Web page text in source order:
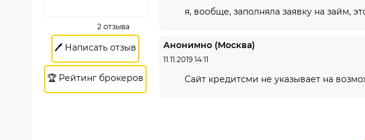
2 отзыва
🖊️ Написать отзыв
🏆 Рейтинг брокеров
я, вообще, заполняла заявку на займ,
Анонимно (Москва)
11.11.2019 14:11
Сайт кредитсми не указывает на